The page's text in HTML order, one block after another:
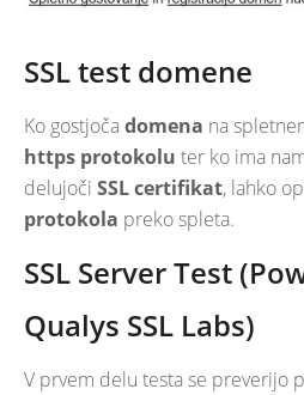
SSL test domene
Ko gostjočadomena na
https protokolu ter ko ima
delujoči SSL certifikat, lahko
protokola preko spleta.
SSL Server Test
Qualys SSL Labs)
V prvem delu testa se preverijo